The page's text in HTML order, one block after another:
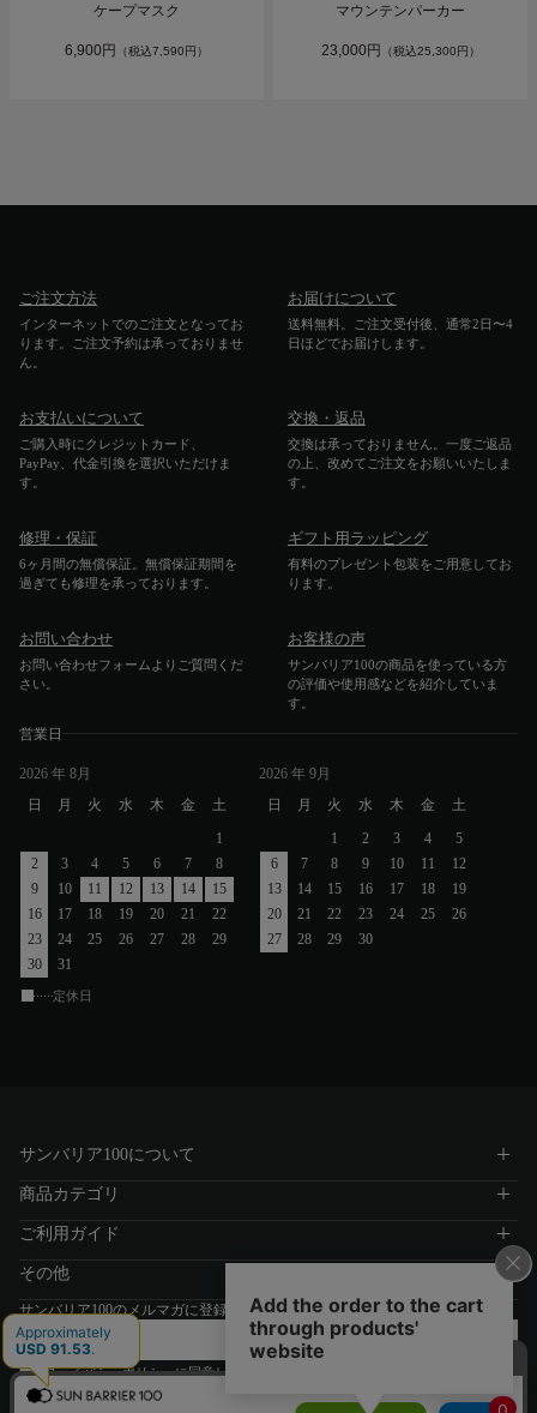
ケープマスク
6,900円 （税込7,590円）
マウンテンパーカー
23,000円 （税込25,300円）
ご注文方法
インターネットでのご注文となってお
ります。ご注文予約は承っておりませ
ん。
お届けについて
送料無料。ご注文受付後、通常2日〜4
日ほどでお届けします。
お支払いについて
ご購入時にクレジットカード、
PayPay、代金引換を選択いただけま
す。
交換・返品
交換は承っておりません。一度ご返品
の上、改めてご注文をお願いいたしま
す。
修理・保証
6ヶ月間の無償保証。無償保証期間を
過ぎても修理を承っております。
ギフト用ラッピング
有料のプレゼント包装をご用意してお
ります。
お問い合わせ
お問い合わせフォームよりご質問くだ
さい。
お客様の声
サンバリア100の商品を使っている方
の評価や使用感などを紹介していま
す。
営業日
2026 年 8月
日
月 火 水 木 金
土
1
2
3 4 5 6 7
8
9
10 11 12 13 14
15
16
17 18 19 20 21
22
23
24 25 26 27 28
29
30
31
2026 年 9月
日
月 火 水 木 金
土
1
2 3 4
5
6
7 8 9 10 11
12
13
14 15 16 17 18
19
20
21 22 23 24 25
26
27
28 29 30
定休日
サンバリア100について
商品カテゴリ
ご利用ガイド
その他
サンバリア100のメルマガに登録する
プライバシーポリシーに同意します